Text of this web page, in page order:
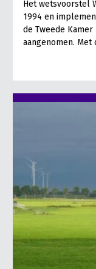
Het wetsvoorstel
1994 en
de Tweede
aangenomen. Met